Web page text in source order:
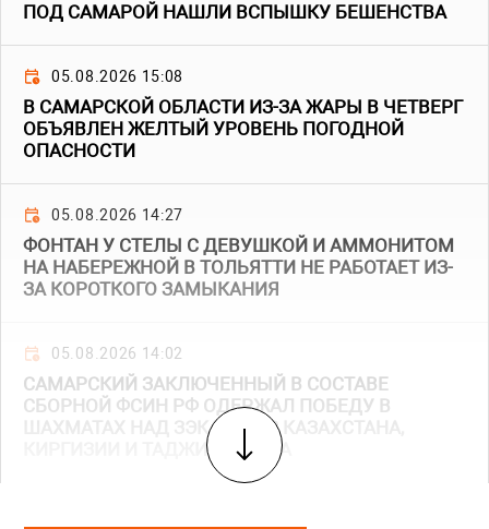
ПОД САМАРОЙ НАШЛИ ВСПЫШКУ БЕШЕНСТВА
05.08.2026 15:08
В САМАРСКОЙ ОБЛАСТИ ИЗ-ЗА ЖАРЫ В ЧЕТВЕРГ
ОБЪЯВЛЕН ЖЕЛТЫЙ УРОВЕНЬ ПОГОДНОЙ
ОПАСНОСТИ
05.08.2026 14:27
ФОНТАН У СТЕЛЫ С ДЕВУШКОЙ И АММОНИТОМ
НА НАБЕРЕЖНОЙ В ТОЛЬЯТТИ НЕ РАБОТАЕТ ИЗ-
ЗА КОРОТКОГО ЗАМЫКАНИЯ
05.08.2026 14:02
САМАРСКИЙ ЗАКЛЮЧЕННЫЙ В СОСТАВЕ
СБОРНОЙ ФСИН РФ ОДЕРЖАЛ ПОБЕДУ В
ШАХМАТАХ НАД ЗЭКАМИ ИЗ КАЗАХСТАНА,
КИРГИЗИИ И ТАДЖИКИСТАНА